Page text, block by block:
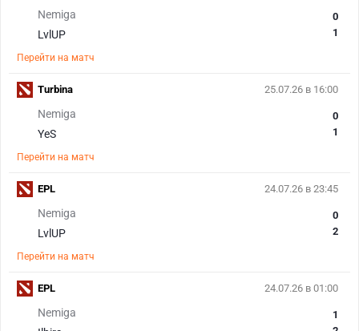
Nemiga
LvlUP
0
1
Перейти на матч
25.07.26 в 16:00
Nemiga
YeS
0
1
Перейти на матч
Turbina
24.07.26 в 23:45
Nemiga
LvlUP
0
2
Перейти на матч
EPL
24.07.26 в 01:00
Nemiga
1
EPL